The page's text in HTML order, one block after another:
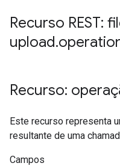
Recurso REST:
upload.
Recurso:
Este recurso representa
resultante de uma
Campos